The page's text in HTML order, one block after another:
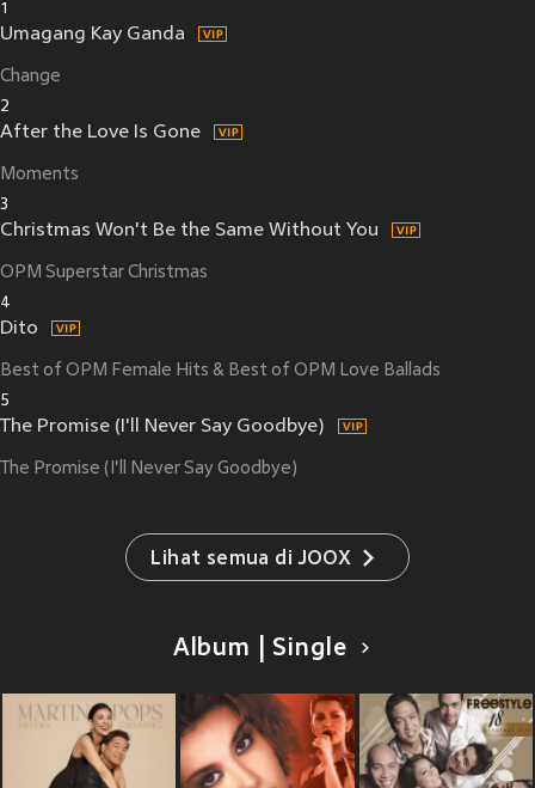
1
Umagang Kay Ganda
Change
2
After the Love Is Gone
Moments
3
Christmas Won't Be the Same Without You
OPM Superstar Christmas
4
Dito
Best of OPM Female Hits & Best of OPM Love Ballads
5
The Promise (I'll Never Say Goodbye)
The Promise (I'll Never Say Goodbye)
Lihat semua di JOOX
Album | Single